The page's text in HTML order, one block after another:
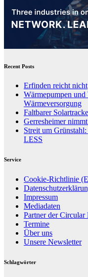
Recent Posts
Erfinden reicht nicht
Wärmepumpen
Wärmeversorgung
Faltbarer
Gerresheimer
Streit um
LESS
Service
Cookie-Richtlinie
Impressum
Mediadaten
Partner der Circular
Termine
Über uns
Unsere Newsletter
Schlagwörter